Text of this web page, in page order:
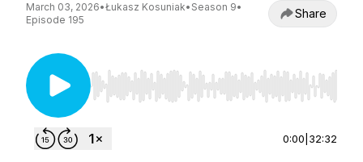
March 03, 2026•Łukasz Kosuniak• Season 9•
Episode 195
Share
Use Left/Right to seek, Home/End to jump to
0:00 32:32